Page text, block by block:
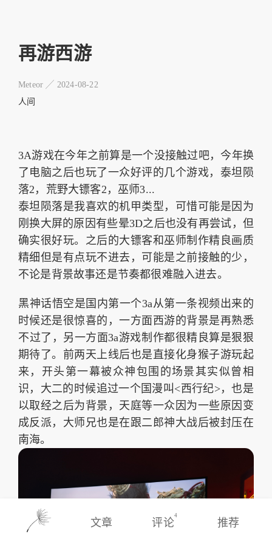
再游西游
Meteor ╱ 2024-08-22
人间
3A游戏在今年之前算是一个没接触过吧，今年换
了电脑之后也玩了一众好评的几个游戏，泰坦陨
落2，荒野大镖客2，巫师3...
泰坦陨落是我喜欢的机甲类型，可惜可能是因为
刚换大屏的原因有些晕3D之后也没有再尝试，但
确实很好玩。之后的大镖客和巫师制作精良画质
精细但是有点玩不进去，可能是之前接触的少，
不论是背景故事还是节奏都很难融入进去。
黑神话悟空是国内第一个3a从第一条视频出来的
时候还是很惊喜的，一方面西游的背景是再熟悉
不过了，另一方面3a游戏制作都很精良算是狠狠
期待了。前两天上线后也是直接化身猴子游玩起
来，开头第一幕被众神包围的场景其实似曾相
识，大二的时候追过一个国漫叫<西行纪>，也是
以取经之后为背景，天庭等一众因为一些原因变
成反派，大师兄也是在跟二郎神大战后被封压在
南海。
文章 评论
4
推荐